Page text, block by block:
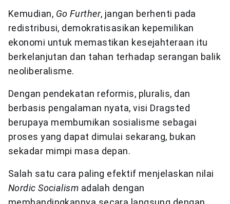
Kemudian, Go Further, jangan berhenti pada
redistribusi, demokratisasikan kepemilikan
ekonomi untuk memastikan kesejahteraan itu
berkelanjutan dan tahan terhadap serangan balik
neoliberalisme.
Dengan pendekatan reformis, pluralis, dan
berbasis pengalaman nyata, visi Dragsted
berupaya membumikan sosialisme sebagai
proses yang dapat dimulai sekarang, bukan
sekadar mimpi masa depan.
Salah satu cara paling efektif menjelaskan nilai
Nordic Socialism adalah dengan